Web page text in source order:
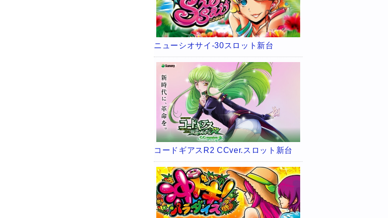
ニューシオサイ-30スロット新台
コードギアスR2 CCver.スロット新台